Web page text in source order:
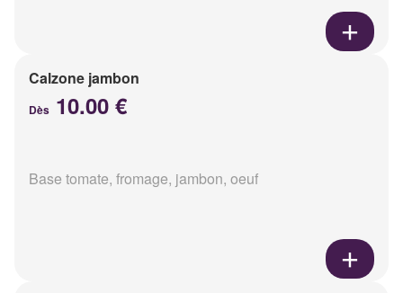
Calzone jambon
Dès 10.00 €
Base tomate, fromage, jambon, oeuf